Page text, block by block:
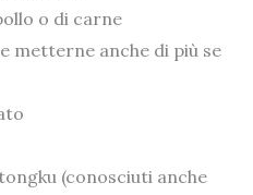
o di carne
metterne anche di più se
(conosciuti anche